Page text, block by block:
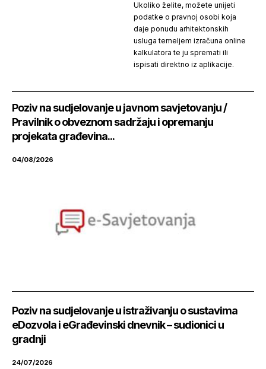
Ukoliko želite, možete unijeti
podatke o pravnoj osobi koja
daje ponudu arhitektonskih
usluga temeljem izračuna online
kalkulatora te ju spremati ili
ispisati direktno iz aplikacije.
Poziv na sudjelovanje u javnom savjetovanju /
Pravilnik o obveznom sadržaju i opremanju
projekata građevina...
04/08/2026
Poziv na sudjelovanje u istraživanju o sustavima
eDozvola i eGrađevinski dnevnik – sudionici u
gradnji
24/07/2026